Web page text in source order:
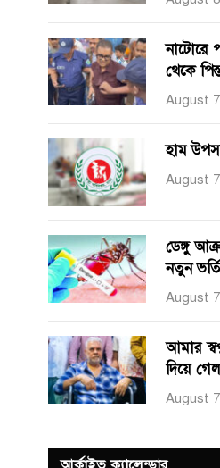
নাটোরে
থেকে
August
হাম
August
ডেঙ্গু
নতুন
August
আমার
দিয়ে
August